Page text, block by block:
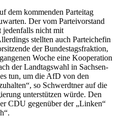
dem kommenden Parteitag
Der vom Parteivorstand
jedenfalls nicht mit
stellten auch Parteichefin
der Bundes­tagsfraktion,
Woche eine Kooperation
der Landtagswahl in Sachsen-
tun, um die AfD von den
so Schwerdtner auf die
unterstützen würde. Den
CDU gegenüber der „Linken“